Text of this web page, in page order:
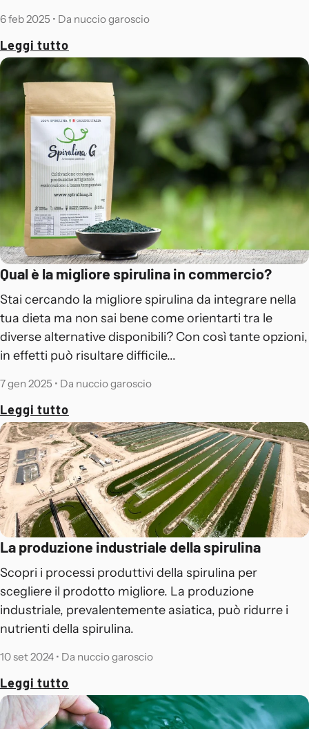
6 feb 2025 • Da nuccio garoscio
Leggi tutto
Qual è la migliore spirulina in commercio?
Stai cercando la migliore spirulina da integrare nella
tua dieta ma non sai bene come orientarti tra le
diverse alternative disponibili? Con così tante opzioni,
in effetti può risultare difficile...
7 gen 2025 • Da nuccio garoscio
Leggi tutto
La produzione industriale della spirulina
Scopri i processi produttivi della spirulina per
scegliere il prodotto migliore. La produzione
industriale, prevalentemente asiatica, può ridurre i
nutrienti della spirulina.
10 set 2024 • Da nuccio garoscio
Leggi tutto